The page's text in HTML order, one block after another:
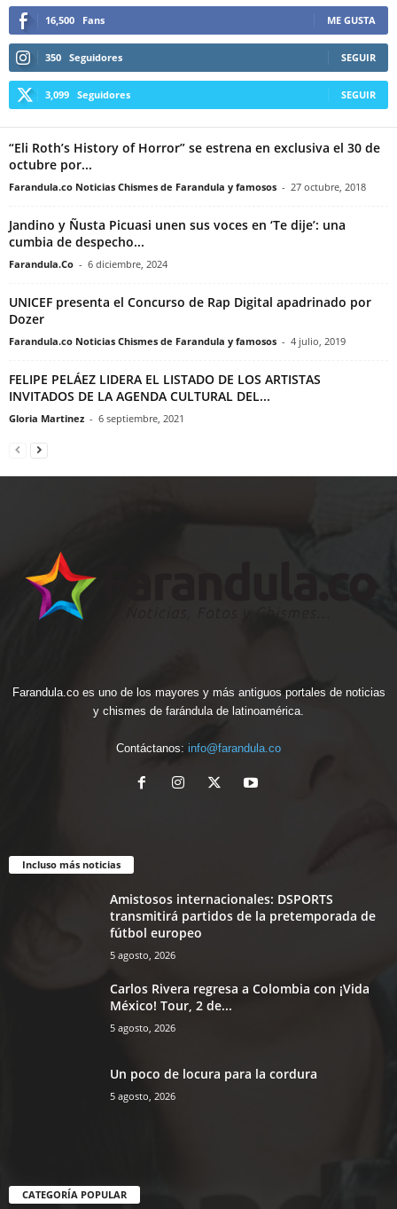
16,500 Fans ME GUSTA
350 Seguidores SEGUIR
3,099 Seguidores SEGUIR
“Eli Roth’s History of Horror” se estrena en exclusiva el 30 de
octubre por...
Farandula.co Noticias Chismes de Farandula y famosos - 27 octubre, 2018
Jandino y Ñusta Picuasi unen sus voces en ‘Te dije’: una
cumbia de despecho...
Farandula.Co - 6 diciembre, 2024
UNICEF presenta el Concurso de Rap Digital apadrinado por
Dozer
Farandula.co Noticias Chismes de Farandula y famosos - 4 julio, 2019
FELIPE PELÁEZ LIDERA EL LISTADO DE LOS ARTISTAS
INVITADOS DE LA AGENDA CULTURAL DEL...
Gloria Martinez - 6 septiembre, 2021
Farandula.co es uno de los mayores y más antiguos portales de noticias
y chismes de farándula de latinoamérica.
Contáctanos: info@farandula.co
Incluso más noticias
Amistosos internacionales: DSPORTS
transmitirá partidos de la pretemporada de
fútbol europeo
5 agosto, 2026
Carlos Rivera regresa a Colombia con ¡Vida
México! Tour, 2 de...
5 agosto, 2026
Un poco de locura para la cordura
5 agosto, 2026
CATEGORÍA POPULAR